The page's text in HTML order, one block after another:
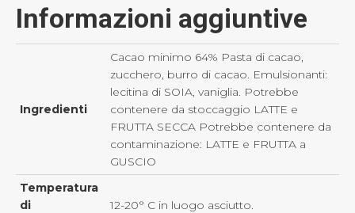
Informazioni aggiuntive
Ingredienti
Cacao minimo 64% Pasta di cacao,
zucchero, burro di cacao. Emulsionanti:
lecitina di SOIA, vaniglia. Potrebbe
contenere da stoccaggio LATTE e
FRUTTA SECCA Potrebbe contenere da
contaminazione: LATTE e FRUTTA a
GUSCIO
Temperatura
di
12-20° C in luogo asciutto.